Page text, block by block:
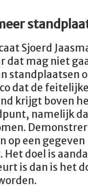
Sjoerd
dat mag niet
standplaatsen
dat de
krijgt boven
namelijk
op een
doel is
is dan is het